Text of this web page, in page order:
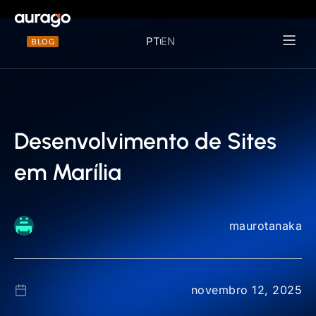
BLOG PTEN
Desenvolvimento de Sites
em Marília
maurotanaka
novembro 12, 2025